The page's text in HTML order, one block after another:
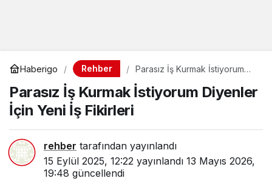
Haberigo Rehber
Parasız İş Kurmak İstiyorum
Parasız İş Kurmak İstiyorum Diyenler
İçin Yeni İş Fikirleri
rehber tarafından yayınlandı
15 Eylül 2025, 12:22 yayınlandı 13 Mayıs 2026,
19:48 güncellendi